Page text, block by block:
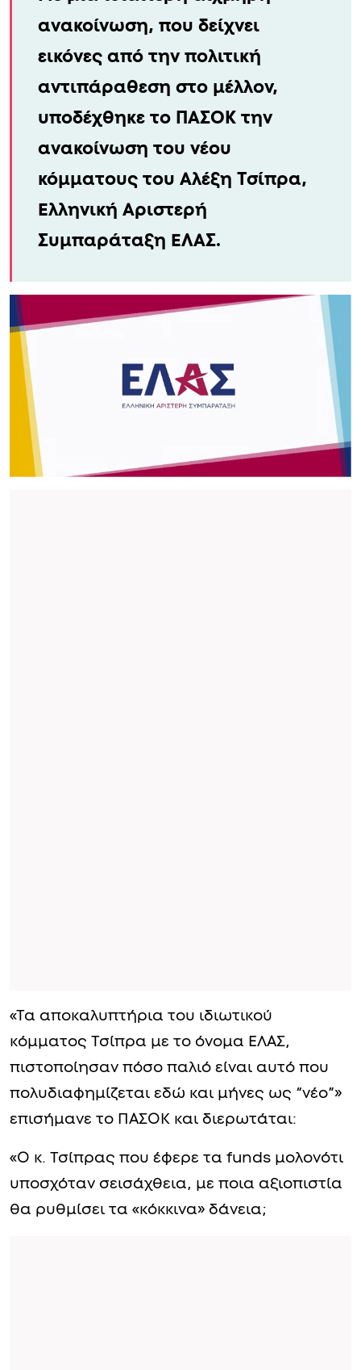
ανακοίνωση, που δείχνει
εικόνες από την πολιτική
αντιπάραθεση στο μέλλον,
υποδέχθηκε το ΠΑΣΟΚ την
ανακοίνωση του νέου
κόμματους του Αλέξη Τσίπρα,
Ελληνική Αριστερή
Συμπαράταξη ΕΛΑΣ.
«Τα αποκαλυπτήρια του ιδιωτικού
κόμματος Τσίπρα με το όνομα ΕΛΑΣ,
πιστοποίησαν πόσο παλιό είναι αυτό που
πολυδιαφημίζεται εδώ και μήνες ως “νέο”»
επισήμανε το ΠΑΣΟΚ και διερωτάται:
«Ο κ. Τσίπρας που έφερε τα funds μολονότι
υποσχόταν σεισάχθεια, με ποια αξιοπιστία
θα ρυθμίσει τα «κόκκινα» δάνεια;